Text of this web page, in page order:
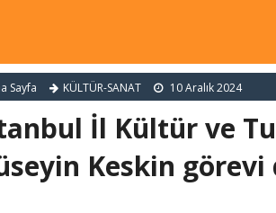
Sayfa KÜLTÜR-SANAT 10 Aralık 2024
İl Kültür ve
Keskin görevi